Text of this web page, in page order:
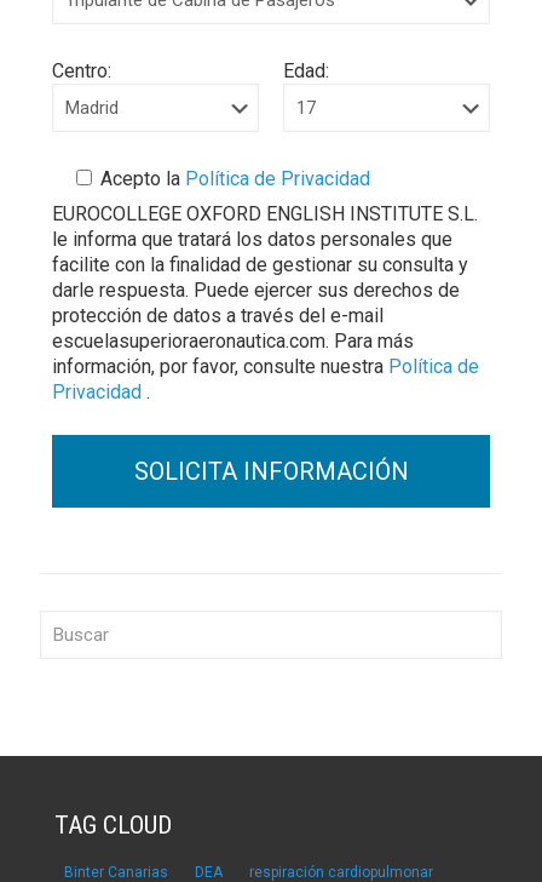
Centro: Edad:
Acepto la Política de Privacidad
EUROCOLLEGE OXFORD ENGLISH INSTITUTE S.L.
le informa que tratará los datos personales que
facilite con la finalidad de gestionar su consulta y
darle respuesta. Puede ejercer sus derechos de
protección de datos a través del e-mail
escuelasuperioraeronautica.com. Para más
información, por favor, consulte nuestra Política de
Privacidad .
TAG CLOUD
Binter Canarias DEA respiración cardiopulmonar